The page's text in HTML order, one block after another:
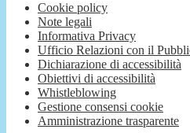
Cookie policy
Note legali
Informativa Privacy
Ufficio Relazioni con il
Dichiarazione di accessibilità
Obiettivi di accessibilità
Whistleblowing
Gestione consensi cookie
Amministrazione trasparente